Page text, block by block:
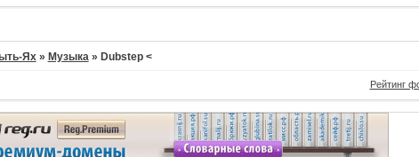
Ях » Музыка » Dubstep <
Рейтинг